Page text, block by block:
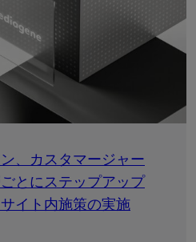
、カスタマージャー
とにステップアップ
イト内施策の実施